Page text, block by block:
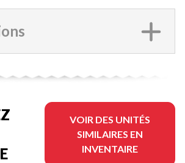
VOIR DES UNITÉS
SIMILAIRES EN
INVENTAIRE